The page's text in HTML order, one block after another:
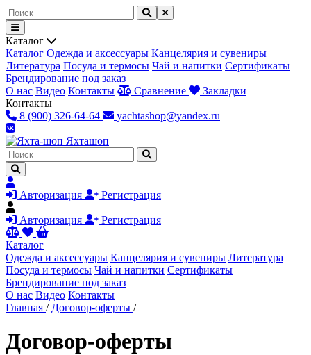
Каталог
Каталог Одежда и аксессуары Канцелярия и сувениры
Литература Посуда и термосы Чай и напитки Сертификаты
Брендирование под заказ
О нас Видео Контакты Сравнение
Закладки
Контакты
8 (900) 326-64-64
yachtashop@yandex.ru
Яхташоп
Авторизация Регистрация
Авторизация Регистрация
Каталог
Одежда и аксессуары Канцелярия и сувениры Литература
Посуда и термосы Чай и напитки Сертификаты
Брендирование под заказ
О нас Видео Контакты
Главная / Договор-оферты /
Договор-оферты